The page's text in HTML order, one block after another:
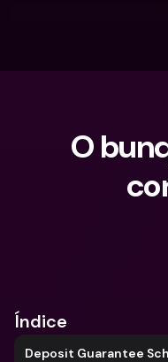
O
Índice
Deposit Guarantee